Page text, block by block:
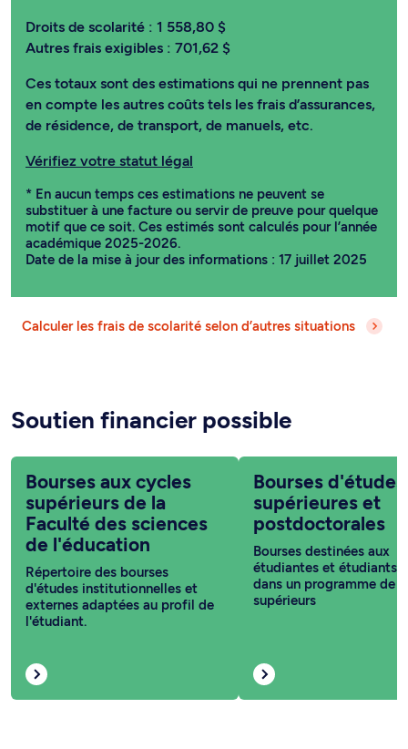
Droits de scolarité : 1 558,80 $
Autres frais exigibles : 701,62 $
Ces totaux sont des estimations qui ne prennent pas
en compte les autres coûts tels les frais d’assurances,
de résidence, de transport, de manuels, etc.
Vérifiez votre statut légal
* En aucun temps ces estimations ne peuvent se
substituer à une facture ou servir de preuve pour quelque
motif que ce soit. Ces estimés sont calculés pour l’année
académique 2025-2026.
Date de la mise à jour des informations : 17 juillet 2025
Calculer les frais de scolarité selon d’autres situations
Soutien financier possible
Bourses aux cycles
supérieurs de la
Faculté des sciences
de l'éducation
Répertoire des bourses
d'études institutionnelles et
externes adaptées au profil de
l'étudiant.
Bourses d'études
supérieures et
postdoctorales
Bourses destinées aux
étudiantes et étudiants
dans un programme de
supérieurs